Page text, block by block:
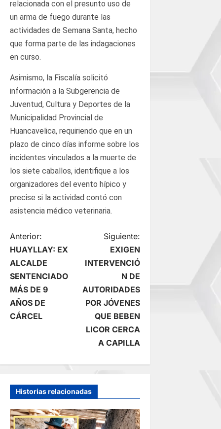
relacionada con el presunto uso de
un arma de fuego durante las
actividades de Semana Santa, hecho
que forma parte de las indagaciones
en curso.
Asimismo, la Fiscalía solicitó
información a la Subgerencia de
Juventud, Cultura y Deportes de la
Municipalidad Provincial de
Huancavelica, requiriendo que en un
plazo de cinco días informe sobre los
incidentes vinculados a la muerte de
los siete caballos, identifique a los
organizadores del evento hípico y
precise si la actividad contó con
asistencia médico veterinaria.
N
a
v
e
i
ó
Anterior:
HUAYLLAY: EX
ALCALDE
SENTENCIADO
MÁS DE 9
AÑOS DE
CÁRCEL
Siguiente:
EXIGEN
INTERVENCIÓ
N DE
AUTORIDADES
POR JÓVENES
QUE BEBEN
LICOR CERCA
A CAPILLA
Historias relacionadas